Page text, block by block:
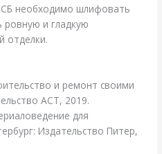
необходимо шлифовать
ровную и гладкую
отделки.
и ремонт своими
АСТ, 2019.
для
Издательство Питер,